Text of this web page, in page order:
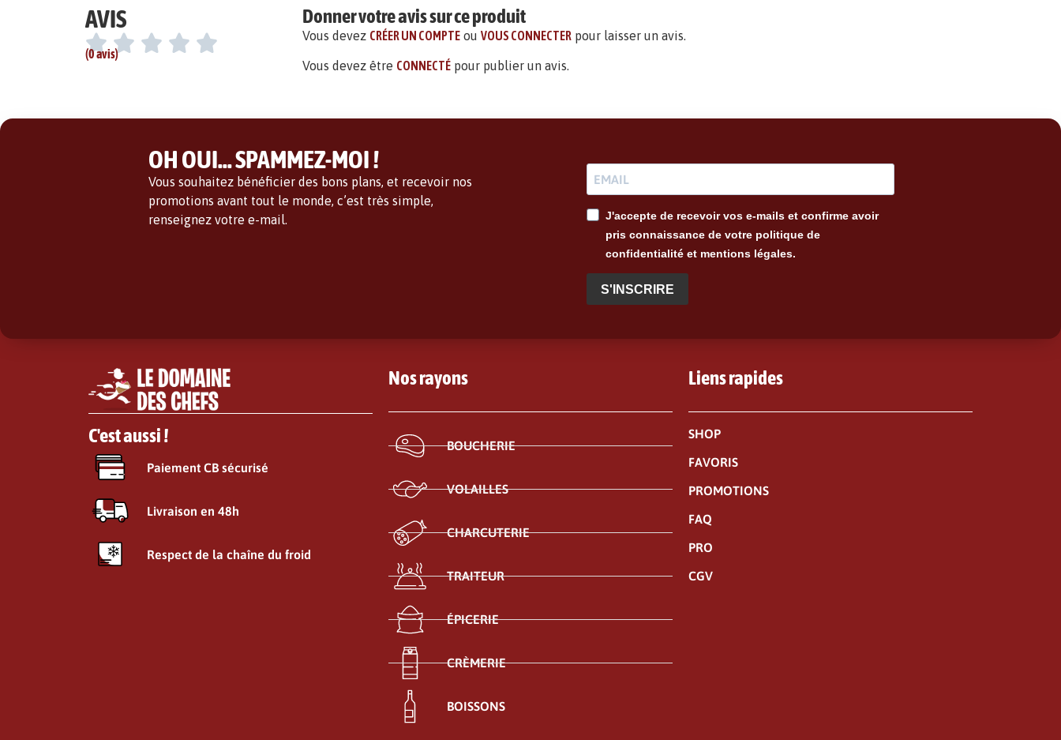
AVIS
(0 avis)
Donner votre avis sur ce produit
Vous devez CRÉER UN COMPTEou VOUS CONNECTERpour laisser un avis.
Vous devez être CONNECTÉpour publier un avis.
OH OUI... SPAMMEZ-MOI !
Vous souhaitez bénéficier des bons plans, et recevoir nos
promotions avant tout le monde, c’est très simple,
renseignez votre e-mail.
J'accepte de recevoir vos e-mails et confirme avoir
pris connaissance de votre politique de
confidentialité et mentions légales.
S'INSCRIRE
C'est aussi !
Paiement CB sécurisé
Livraison en 48h
Respect de la chaîne du froid
Nos rayons
BOUCHERIE
VOLAILLES
CHARCUTERIE
TRAITEUR
ÉPICERIE
CRÈMERIE
BOISSONS
Liens rapides
SHOP
FAVORIS
PROMOTIONS
FAQ
PRO
CGV